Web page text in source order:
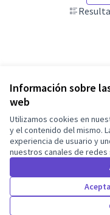
Información sobre
web
Utilizamos cookies en
y el contenido del mismo.
experiencia de usuario y
nuestros canales de redes
Términos y condiciones de
Configuración de cookies
Barcelona En Comú en X
(Enlace externo)
Barcelona En Comú
(Enlace externo)
Barcelona En
(Enlace externo)
Barcelona
(Enlace
Castellano
Triar la llenguaElegir el
Made with ❤️